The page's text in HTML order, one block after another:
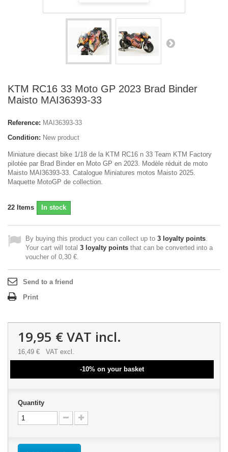
KTM RC16 33 Moto GP 2023 Brad Binder
Maisto MAI36393-33
Reference: MAI36393-33
Condition: New product
Miniature diecast bike 1/18 de la KTM RC16 n 33 Team KTM Factory
pilotée par Brad Binder en Moto GP en 2023. Modèle réduit de moto
Maisto MAI36393-33. Catalogue Miniatures motos Maisto 2025.
Maquette MotoGP de collection.
22 Items In stock
By buying this product you can collect up to 3 loyalty points.
Your cart will total 3 loyalty points that can be converted into a
voucher of 0,30 €.
Send to a friend
Print
19,95 €VAT incl.
16,49 € VAT excl.
-10% on your basket
Quantity